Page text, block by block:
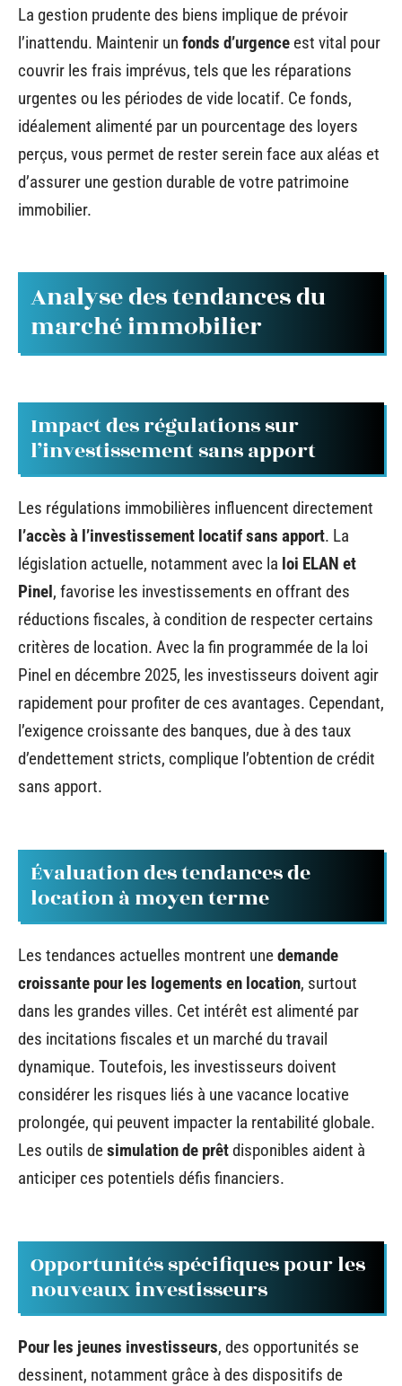
La gestion prudente des biens implique de prévoir
l’inattendu. Maintenir un fonds d’urgence est vital pour
couvrir les frais imprévus, tels que les réparations
urgentes ou les périodes de vide locatif. Ce fonds,
idéalement alimenté par un pourcentage des loyers
perçus, vous permet de rester serein face aux aléas et
d’assurer une gestion durable de votre patrimoine
immobilier.
Analyse des tendances du
marché immobilier
Impact des régulations sur
l’investissement sans apport
Les régulations immobilières influencent directement
l’accès à l’investissement locatif sans apport. La
législation actuelle, notamment avec la loi ELAN et
Pinel, favorise les investissements en offrant des
réductions fiscales, à condition de respecter certains
critères de location. Avec la fin programmée de la loi
Pinel en décembre 2025, les investisseurs doivent agir
rapidement pour profiter de ces avantages. Cependant,
l’exigence croissante des banques, due à des taux
d’endettement stricts, complique l’obtention de crédit
sans apport.
Évaluation des tendances de
location à moyen terme
Les tendances actuelles montrent unedemande
croissante pour les logements en location, surtout
dans les grandes villes. Cet intérêt est alimenté par
des incitations fiscales et un marché du travail
dynamique. Toutefois, les investisseurs doivent
considérer les risques liés à une vacance locative
prolongée, qui peuvent impacter la rentabilité globale.
Les outils desimulation de prêtdisponibles aident à
anticiper ces potentiels défis financiers.
Opportunités spécifiques pour les
nouveaux investisseurs
Pour les jeunes investisseurs, des opportunités se
dessinent, notamment grâce à des dispositifs de